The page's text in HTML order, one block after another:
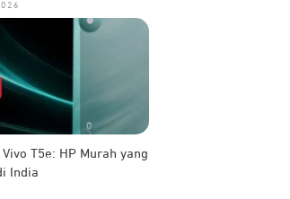
T5e: HP Murah yang
India